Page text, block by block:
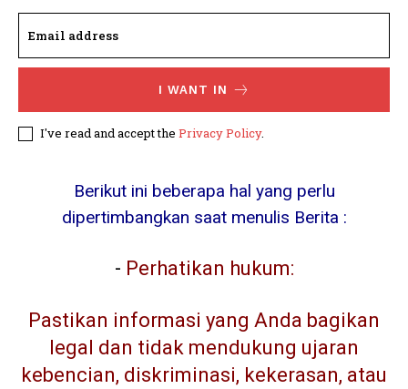
I WANT IN
I've read and accept the Privacy Policy.
Berikut ini beberapa hal yang perlu
dipertimbangkan saat menulis Berita :
- Perhatikan hukum:
Pastikan informasi yang Anda bagikan
legal dan tidak mendukung ujaran
kebencian, diskriminasi, kekerasan, atau